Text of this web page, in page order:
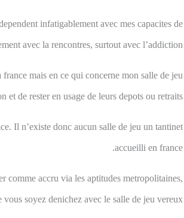
infatigablement avec mes capacites de
avec la rencontres, surtout avec l’addiction.
mais en ce qui concerne mon salle de jeu
de rester en usage de leurs depots ou retraits ?
Il n’existe donc aucun salle de jeu un tantinet
accueilli en france.
comme accru via les aptitudes metropolitaines,
soyez denichez avec le salle de jeu vereux.